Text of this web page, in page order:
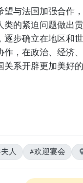
与法国加强合作
的紧迫问题做出贡
步确立在地区和
，在政治、经济
系开辟更加美好的
人 #欢迎宴会